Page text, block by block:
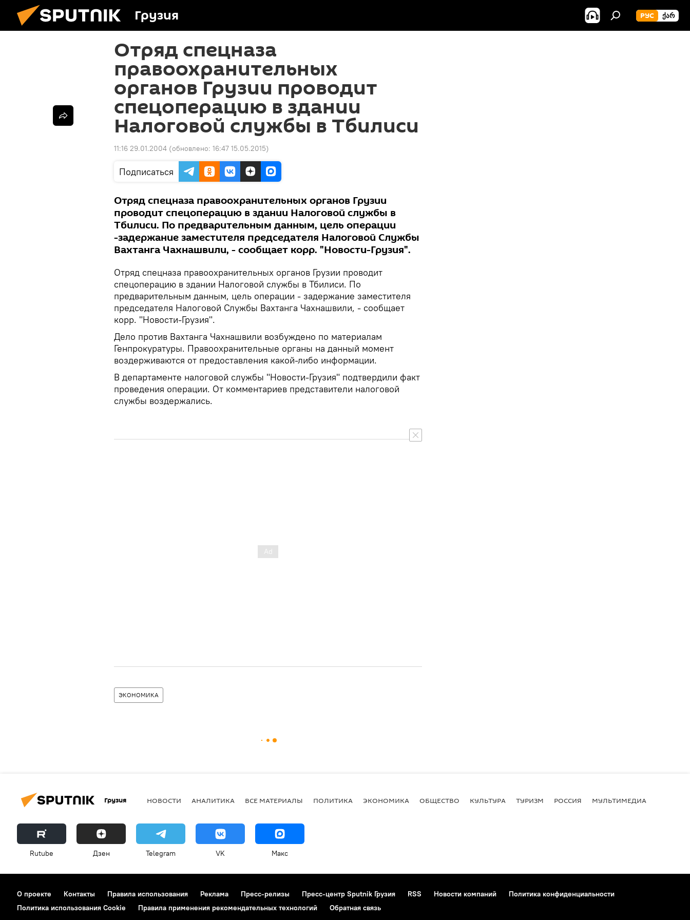
Грузия РУС ᲥᲐᲠ
Отряд спецназа
правоохранительных
органов Грузии проводит
спецоперацию в здании
Налоговой службы в Тбилиси
11:16 29.01.2004 (обновлено: 16:47 15.05.2015)
Подписаться
Отряд спецназа правоохранительных органов Грузии
проводит спецоперацию в здании Налоговой службы в
Тбилиси. По предварительным данным, цель операции
-задержание заместителя председателя Налоговой Службы
Вахтанга Чахнашвили, - сообщает корр. "Новости-Грузия".
Отряд спецназа правоохранительных органов Грузии проводит
спецоперацию в здании Налоговой службы в Тбилиси. По
предварительным данным, цель операции - задержание заместителя
председателя Налоговой Службы Вахтанга Чахнашвили, - сообщает
корр. "Новости-Грузия".
Дело против Вахтанга Чахнашвили возбуждено по материалам
Генпрокуратуры. Правоохранительные органы на данный момент
воздерживаются от предоставления какой-либо информации.
В департаменте налоговой службы "Новости-Грузия" подтвердили факт
проведения операции. От комментариев представители налоговой
службы воздержались.
ЭКОНОМИКА
Грузия НОВОСТИ АНАЛИТИКА ВСЕ МАТЕРИАЛЫ ПОЛИТИКА ЭКОНОМИКА ОБЩЕСТВО КУЛЬТУРА ТУРИЗМ РОССИЯ МУЛЬТИМЕДИА
Rutube Дзен Telegram VK Макс
О проекте Контакты Правила использования Реклама Пресс-релизы Пресс-центр Sputnik Грузия RSS Новости компаний
Политика конфиденциальности
Политика использования Cookie
Правила применения рекомендательных технологий Обратная связь